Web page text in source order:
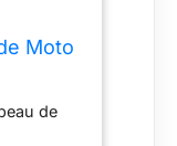
Moto
de